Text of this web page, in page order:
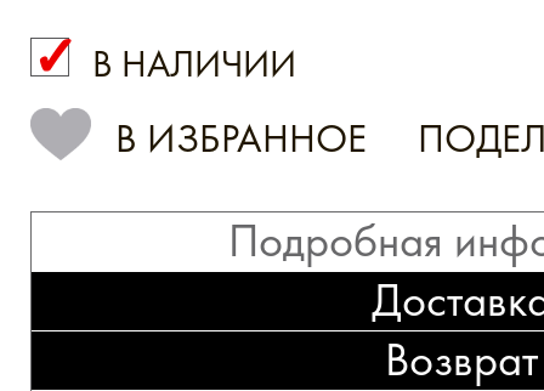
КУПИТЬ В 1 КЛИК
В НАЛИЧИИ
В ИЗБРАННОЕ
Подробная
Возврат